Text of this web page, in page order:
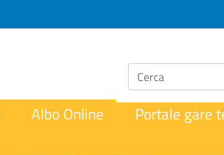
Albo Online
Portale gare